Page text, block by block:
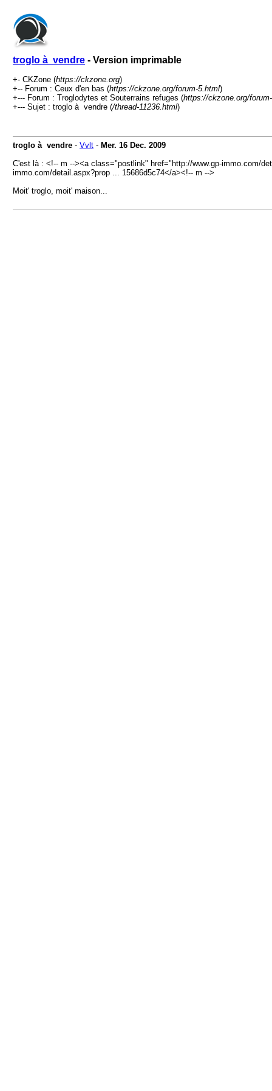
troglo à vendre - Version imprimable
+- CKZone (https://ckzone.org)
+-- Forum : Ceux d'en bas (https://ckzone.org/forum-5.html)
+--- Forum : Troglodytes et Souterrains refuges (https://ckzone.org/
+--- Sujet : troglo à vendre (/thread-11236.html)
troglo à vendre - Vvlt - Mer. 16 Dec. 2009
C'est là : <!-- m --><a class="postlink" href="http://www.gp-immo.com/
immo.com/detail.aspx?prop ... 15686d5c74</a><!-- m -->
Moit' troglo, moit' maison...